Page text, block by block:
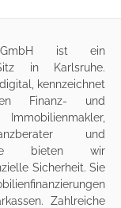
ist ein
in Karlsruhe.
kennzeichnet
Finanz- und
und
bieten wir
Sicherheit. Sie
Zahlreiche